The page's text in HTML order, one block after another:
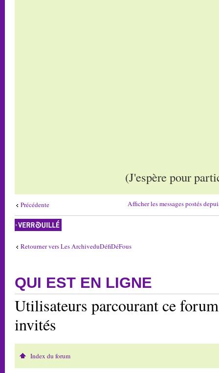
(J'espère pour
Précédente Afficher les messages postés
Sujet verrouillé
Retourner vers Les ArchiveduDéfiDéFous
QUI EST EN LIGNE
Utilisateurs parcourant ce
invités
Index du forum